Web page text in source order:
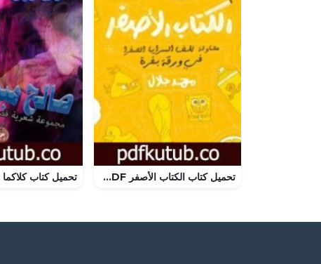
تحميل كتاب الكتاب الأصفر PDF تأليف محمد جلال مجانا [كامل]